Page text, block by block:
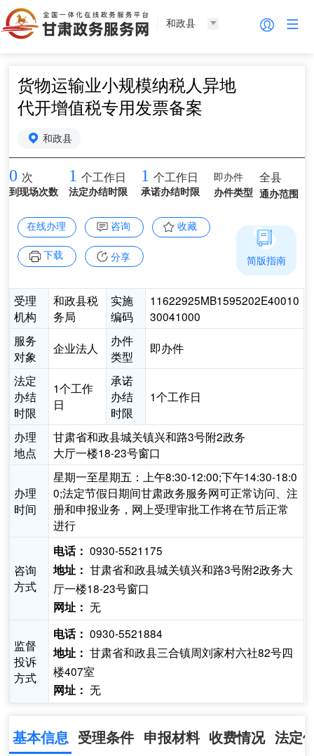
和政县
货物运输业小规模纳税人异地
代开增值税专用发票备案
和政县
0 次
到现场次数
1 个工作日
法定办结时限
1 个工作日
承诺办结时限
即办件
办件类型
全县
通办范围
在线办理 咨询 收藏
下载 分享
受理
机构
和政县税
务局
实施
编码
11622925MB1595202E40010
30041000
服务
对象
企业法人
办件
类型
即办件
法定
办结
时限
1个工作
日
承诺
办结
时限
1个工作日
办理
地点
甘肃省和政县城关镇兴和路3号附2政务
大厅一楼18-23号窗口
办理
时间
星期一至星期五：上午8:30-12:00;下午14:30-18:0
0;法定节假日期间甘肃政务服务网可正常访问、注
册和申报业务，网上受理审批工作将在节后正常
进行
咨询
方式
电话： 0930-5521175
地址： 甘肃省和政县城关镇兴和路3号附2政务大
厅一楼18-23号窗口
网址： 无
监督
投诉
方式
电话： 0930-5521884
地址： 甘肃省和政县三合镇周刘家村六社82号四
楼407室
网址： 无
简版指南
基本信息 受理条件 申报材料 收费情况 法定